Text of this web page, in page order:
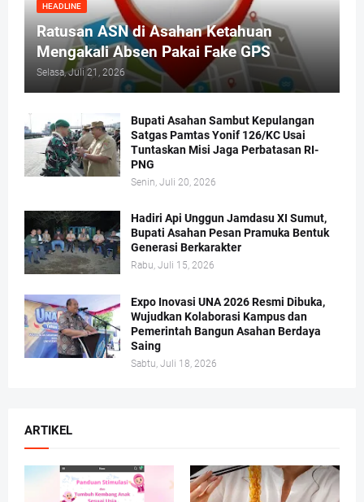
HEADLINE
Ratusan ASN di Asahan Ketahuan
Mengakali Absen Pakai Fake GPS
Selasa, Juli 21, 2026
Bupati Asahan Sambut Kepulangan
Satgas Pamtas Yonif 126/KC Usai
Tuntaskan Misi Jaga Perbatasan RI-
PNG
Senin, Juli 20, 2026
Hadiri Api Unggun Jamdasu XI Sumut,
Bupati Asahan Pesan Pramuka Bentuk
Generasi Berkarakter
Rabu, Juli 15, 2026
Expo Inovasi UNA 2026 Resmi Dibuka,
Wujudkan Kolaborasi Kampus dan
Pemerintah Bangun Asahan Berdaya
Saing
Sabtu, Juli 18, 2026
ARTIKEL